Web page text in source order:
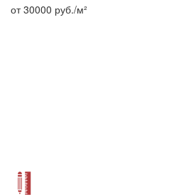
от 30000 руб./м²